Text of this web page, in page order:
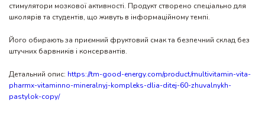
стимулятори мозкової активності. Продукт створено спеціально для
школярів та студентів, що живуть в інформаційному темпі.
Його обирають за приємний фруктовий смак та безпечний склад без
штучних барвників і консервантів.
Детальний опис: https://tm-good-energy.com/product/multivitamin-vita-
pharmx-vitaminno-mineralnyj-kompleks-dlia-ditej-60-zhuvalnykh-
pastylok-copy/